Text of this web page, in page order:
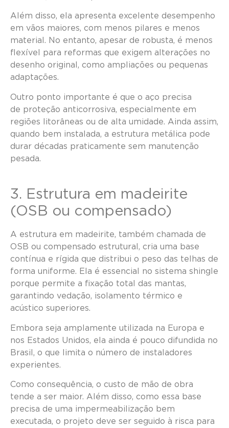
Além disso, ela apresenta excelente desempenho
em vãos maiores, com menos pilares e menos
material. No entanto, apesar de robusta, é menos
flexível para reformas que exigem alterações no
desenho original, como ampliações ou pequenas
adaptações.
Outro ponto importante é que o aço precisa
de proteção anticorrosiva, especialmente em
regiões litorâneas ou de alta umidade. Ainda assim,
quando bem instalada, a estrutura metálica pode
durar décadas praticamente sem manutenção
pesada.
3. Estrutura em madeirite
(OSB ou compensado)
A estrutura em madeirite, também chamada de
OSB ou compensado estrutural, cria uma base
contínua e rígida que distribui o peso das telhas de
forma uniforme. Ela é essencial no sistema shingle
porque permite a fixação total das mantas,
garantindo vedação, isolamento térmico e
acústico superiores.
Embora seja amplamente utilizada na Europa e
nos Estados Unidos, ela ainda é pouco difundida no
Brasil, o que limita o número de instaladores
experientes.
Como consequência, o custo de mão de obra
tende a ser maior. Além disso, como essa base
precisa de uma impermeabilização bem
executada, o projeto deve ser seguido à risca para